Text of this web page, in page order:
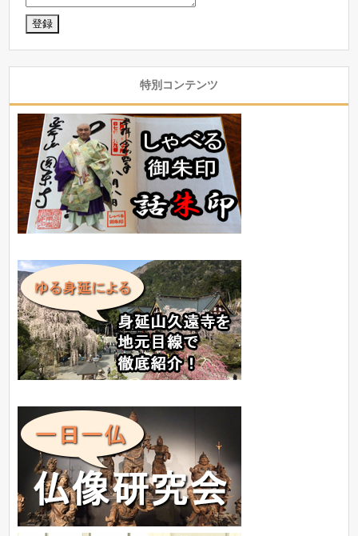
特別コンテンツ